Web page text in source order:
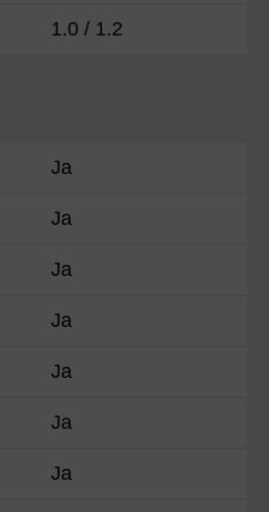
1.0 / 1.2
Ja
Ja
Ja
Ja
Ja
Ja
Ja